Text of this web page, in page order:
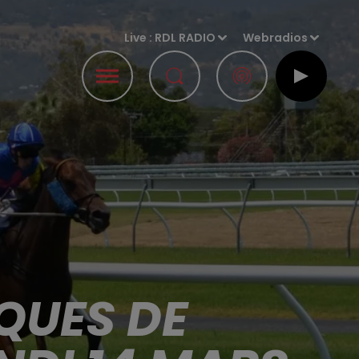
Live : RDL RADIO Webradios
DE